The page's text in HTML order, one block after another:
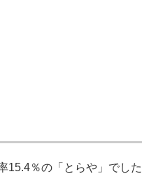
％の「とらや」でし